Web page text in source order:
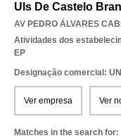
Uls De Castelo
AV PEDRO ÁLVARES
Atividades dos
EP
Designação comercial:
Ver empresa Ver
Matches in the search for: